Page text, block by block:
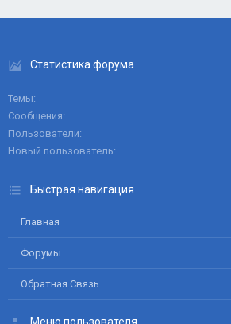
Статистика форума
Темы
Сообщения
Пользователи
Новый пользователь
Быстрая навигация
Главная
Форумы
Обратная Связь